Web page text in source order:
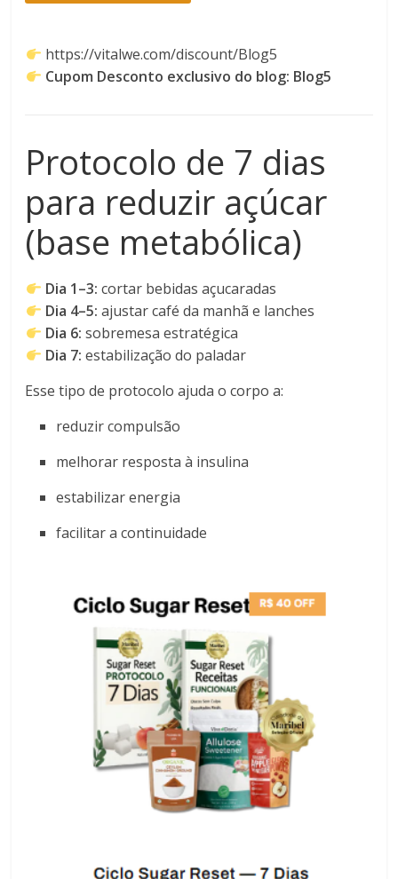
https://vitalwe.com/discount/Blog5
Cupom Desconto exclusivo do blog: Blog5
Protocolo de 7 dias
para reduzir açúcar
(base metabólica)
Dia 1–3: cortar bebidas açucaradas
Dia 4–5: ajustar café da manhã e lanches
Dia 6: sobremesa estratégica
Dia 7: estabilização do paladar
Esse tipo de protocolo ajuda o corpo a:
reduzir compulsão
melhorar resposta à insulina
estabilizar energia
facilitar a continuidade